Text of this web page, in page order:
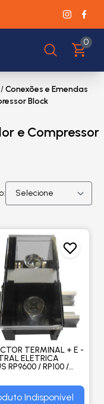
0
/Conexões e Emendas
Block
e Compressor
TERMINAL + E -
ELETRICA
RP9600 / RP100 /
Indisponível